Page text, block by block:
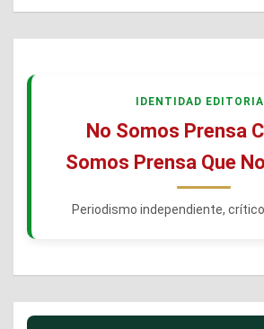
IDENTIDAD
No Somos Prensa
Somos Prensa Que
Periodismo independiente, crítico